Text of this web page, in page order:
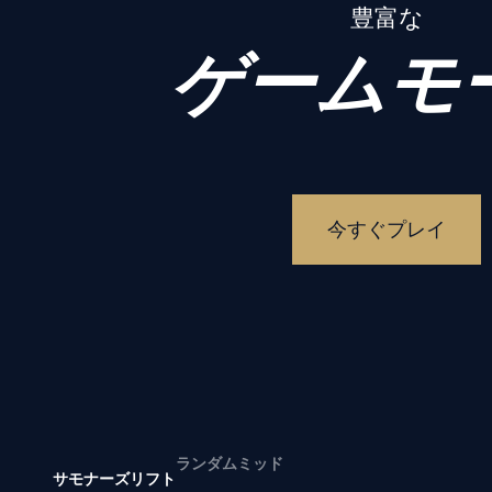
豊富な
ゲームモ
今すぐプレイ
サモナーズリフト
ランダムミッド